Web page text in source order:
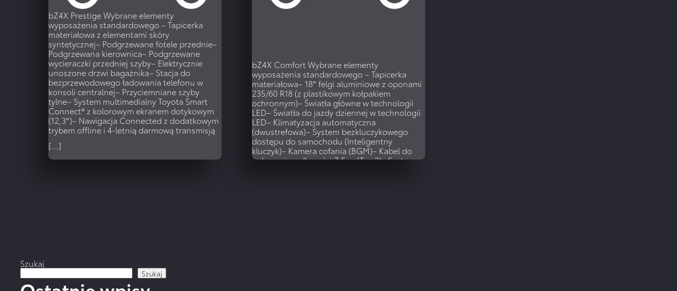
WIĘCEJ
bZ4X PrestigeWybrane elementy
wyposażenia standardowego – Tapicerka
materiałowa z elementami skóry
syntetycznej– Podgrzewane fotele przednie–
Podgrzewana kierownica– Podgrzewane
wycieraczki przedniej szyby– Elektrycznie
unoszone drzwi bagażnika– Stacja do
bezprzewodowego ładowania telefonu w
konsoli centralnej– Przyciemniane szyby
tylne– System multimedialny Toyota Smart
Connect® z kolorowym ekranem dotykowym
(12,3″)– Nawigacja Connected z dodatkowym
trybem offline i 4-letnią darmową transmisją
[…]
bZ4X Comfort Wybrane elementy
wyposażenia standardowego – Tapicerka
materiałowa– 18″ felgi aluminiowe z oponami
235/60 R18 (z plastikowym kołpakiem
ochronnym)– Światła główne w technologii
LED– Światła do jazdy dziennej w technologii
LED– Klimatyzacja automatyczna
(dwustrefowa)– System bezkluczykowego
dostępu do samochodu (Inteligentny
kluczyk)– Kamera cofania (BGM)– Kabel do
ładowania o długości 7,5 m (Typ 2)– System
Szukaj
Szukaj